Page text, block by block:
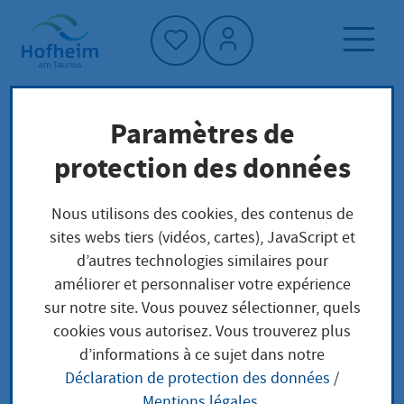
Accueil"
Page d'accueil
Actualités et appels d'offres
Aktuelles aus Hofheim
Kita Lorsbach: Arbeiten am zweiten
Bauabschnitt laufen
Kita Lorsbach:
Arbeiten am zweiten
Paramètres de
protection des données
Nous utilisons des cookies, des contenus de
sites webs tiers (vidéos, cartes), JavaScript et
d’autres technologies similaires pour
améliorer et personnaliser votre expérience
sur notre site. Vous pouvez sélectionner, quels
cookies vous autorisez. Vous trouverez plus
d’informations à ce sujet dans notre
Déclaration de protection des données /